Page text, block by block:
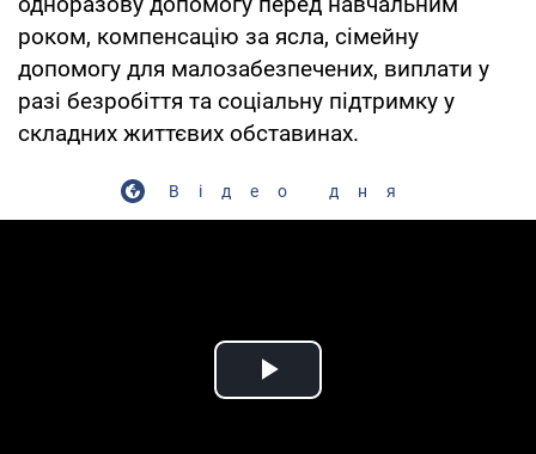
роком, компенсацію за ясла, сімейну
допомогу для малозабезпечених, виплати у
разі безробіття та соціальну підтримку у
складних життєвих обставинах.
Відео дня
Play Video